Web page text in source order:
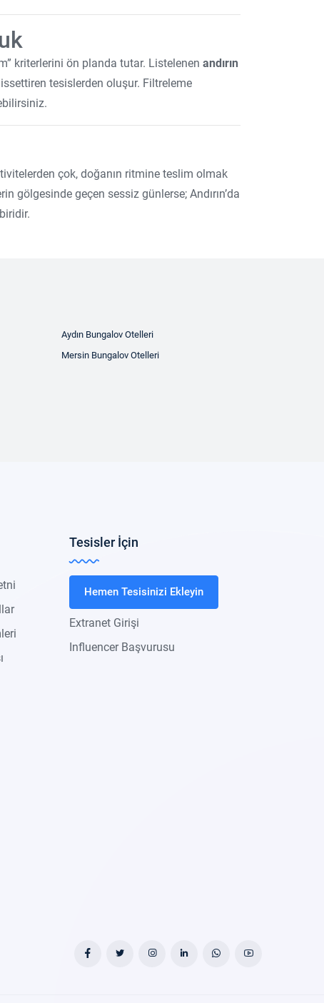
kriterlerini ön planda tutar. Listelenen andırın
tesislerden oluşur. Filtreleme
çok, doğanın ritmine teslim olmak
gölgesinde geçen sessiz günlerse; Andırın’da
Aydın Bungalov Otelleri
Mersin Bungalov Otelleri
Tesisler İçin
Hemen Tesisinizi Ekleyin
Extranet Girişi
Influencer Başvurusu